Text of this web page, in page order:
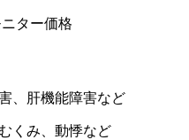
ター価格
、肝機能障害など
くみ、動悸など